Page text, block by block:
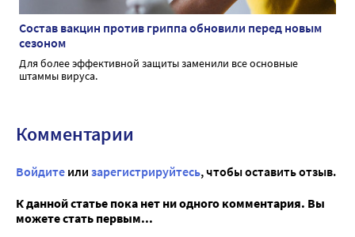
Состав вакцин против гриппа обновили перед новым
сезоном
Для более эффективной защиты заменили все основные
штаммы вируса.
Комментарии
Войдите или зарегистрируйтесь, чтобы оставить отзыв.
К данной статье пока нет ни одного комментария. Вы
можете стать первым...